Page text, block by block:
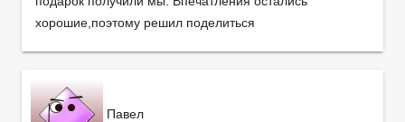
хорошие,поэтому решил поделиться
Павел